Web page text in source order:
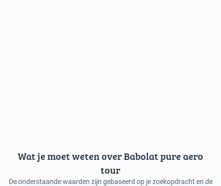
Wat je moet weten over Babolat pure aero
tour
De onderstaande waarden zijn gebaseerd op je zoekopdracht en de